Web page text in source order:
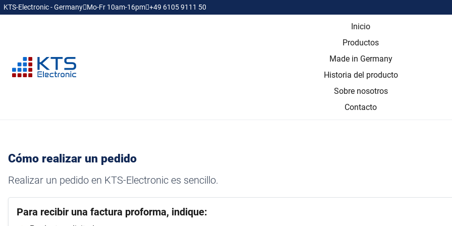
KTS-Electronic - Germany Mo-Fr 10am-16pm +49 6105 9111 50
Inicio
Productos
Made in Germany
Historia del producto
Sobre nosotros
Contacto
Cómo realizar un pedido
Realizar un pedido en KTS-Electronic es sencillo.
Para recibir una factura proforma, indique: